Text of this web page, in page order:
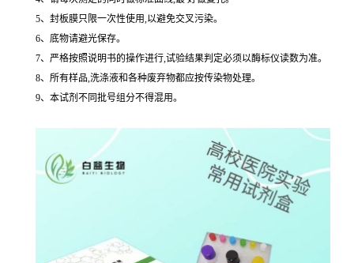
5、封板膜只限一次性使用,以避免交叉污染。
6、底物请避光保存。
7、严格按照说明书的操作进行,试验结果判定必须以酶标仪读数为准。
8、所有样品,洗涤液和各种废弃物都应按传染物处理。
9、本试剂不同批号组分不得混用。